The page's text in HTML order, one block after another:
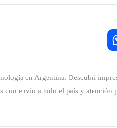
en Argentina. Descubrí
con envío a todo el país y atención